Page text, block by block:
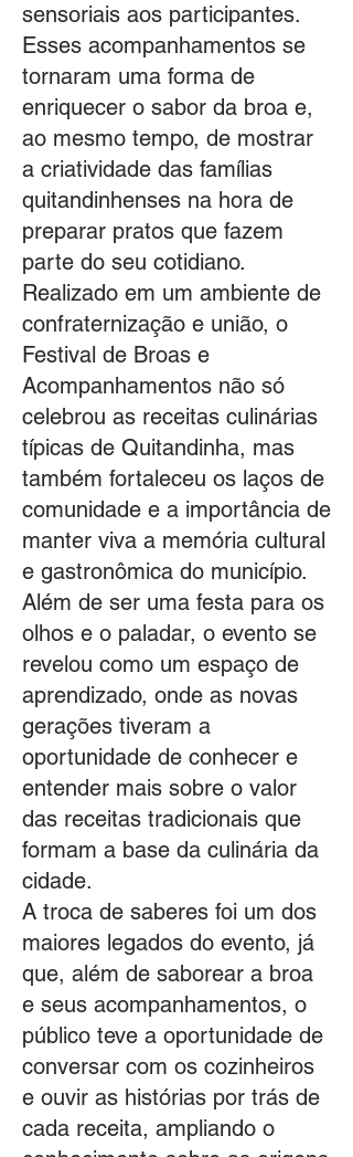
sensoriais aos participantes.
Esses acompanhamentos se
tornaram uma forma de
enriquecer o sabor da broa e,
ao mesmo tempo, de mostrar
a criatividade das famílias
quitandinhenses na hora de
preparar pratos que fazem
parte do seu cotidiano.
Realizado em um ambiente de
confraternização e união, o
Festival de Broas e
Acompanhamentos não só
celebrou as receitas culinárias
típicas de Quitandinha, mas
também fortaleceu os laços de
comunidade e a importância de
manter viva a memória cultural
e gastronômica do município.
Além de ser uma festa para os
olhos e o paladar, o evento se
revelou como um espaço de
aprendizado, onde as novas
gerações tiveram a
oportunidade de conhecer e
entender mais sobre o valor
das receitas tradicionais que
formam a base da culinária da
cidade.
A troca de saberes foi um dos
maiores legados do evento, já
que, além de saborear a broa
e seus acompanhamentos, o
público teve a oportunidade de
conversar com os cozinheiros
e ouvir as histórias por trás de
cada receita, ampliando o